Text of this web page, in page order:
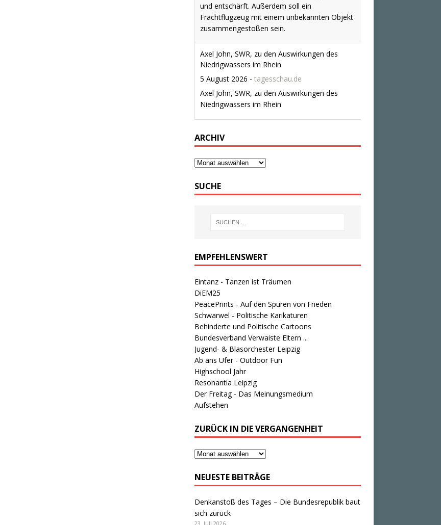
Drohne am Flughafen Leipzig/Halle: Dobrindt
sieht "hybrides Anschlagsszenario"
5 August 2026
tagesschau.de
ARCHIV
SUCHE
EMPFEHLENSWERT
Eintanz - Tanzen ist Träumen
DiEM25
PeacePrints - Auf den Spuren von Frieden
Schwarwel - Politische Karikaturen
Behinderte und Politische Cartoons
Bundesverband Verwaiste Eltern ...
Jugend- & Blasorchester Leipzig
Ab ans Ufer - Outdoor Fun
Highschool Jahr
Resonantia Leipzig
Der Freitag - Das Meinungsmedium
Aufstehen
ZURÜCK IN DIE VERGANGENHEIT
NEUESTE BEITRÄGE
Denkanstoß des Tages – Die Bundesrepublik baut
sich zurück
23. Juli 2026